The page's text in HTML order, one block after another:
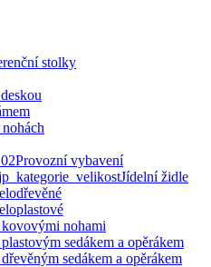
stolky
Provozní vybavení
Jídelní židle
nohami
sedákem a opěrákem
sedákem a opěrákem